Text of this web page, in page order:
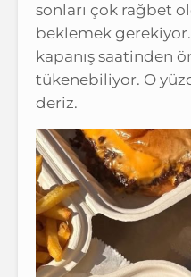
sonları çok rağbet
beklemek
kapanış saatinden
tükenebiliyor. O
deriz.